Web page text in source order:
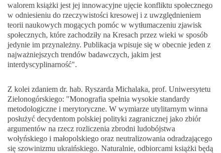
walorem książki jest jej innowacyjne ujęcie konfliktu społecznego
w odniesieniu do rzeczywistości kresowej i z uwzględnieniem
teorii naukowych mogących pomóc w wytłumaczeniu zjawisk
społecznych, które zachodziły na Kresach przez wieki w sposób
jedynie im przynależny. Publikacja wpisuje się w obecnie jeden z
najważniejszych trendów badawczych, jakim jest
interdyscyplinarność".
Z kolei zdaniem dr. hab. Ryszarda Michalaka, prof. Uniwersytetu
Zielonogórskiego: "Monografia spełnia wysokie standardy
metodologiczne i merytoryczne. W wymiarze utylitarnym winna
posłużyć decydentom polskiej polityki zagranicznej jako zbiór
argumentów na rzecz rozliczenia zbrodni ludobójstwa
wołyńskiego i małopolskiego oraz neutralizowania odradzającego
się szowinizmu ukraińskiego. Naturalnie, odbiorcami książki będą